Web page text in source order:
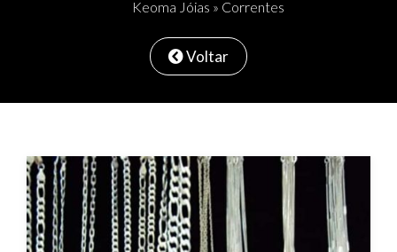
Keoma Jóias » Correntes
Voltar